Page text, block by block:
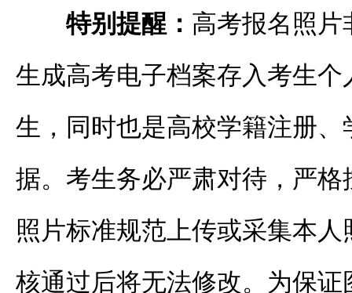
特别提醒： 高考报名照片
生成高考电子档案存入考生
生，同时也是高校学籍注册
据。考生务必严肃对待，严
照片标准规范上传或采集本
核通过后将无法修改。为保